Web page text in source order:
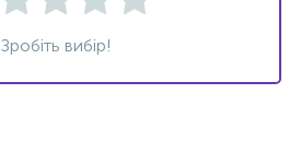
Зробіть вибір!